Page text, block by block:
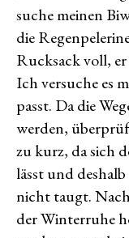
suche meinen
die
Rucksack voll,
Ich versuche es
passt. Da die
werden,
zu kurz, da sich
lässt und
nicht taugt.
der Winterruhe